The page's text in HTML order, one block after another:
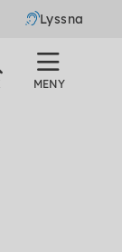
Lyssna